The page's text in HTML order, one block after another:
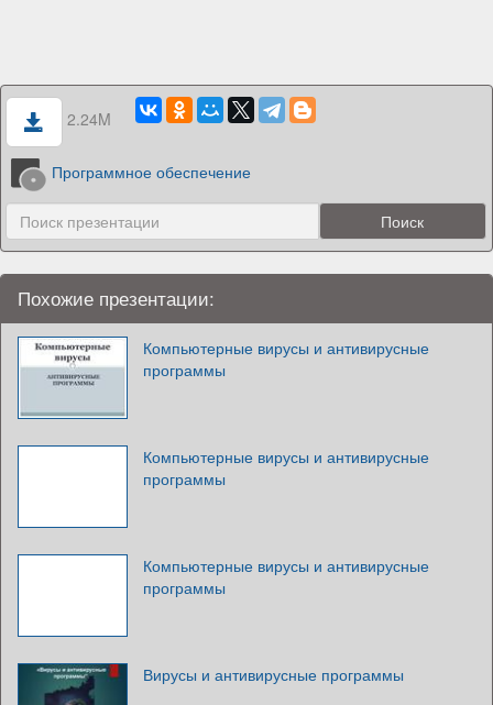
2.24M
Программное обеспечение
Похожие презентации:
Компьютерные вирусы и антивирусные
программы
Компьютерные вирусы и антивирусные
программы
Компьютерные вирусы и антивирусные
программы
Вирусы и антивирусные программы